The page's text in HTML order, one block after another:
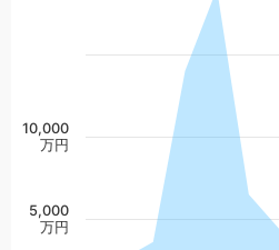
5,000
万円
10,000
万円